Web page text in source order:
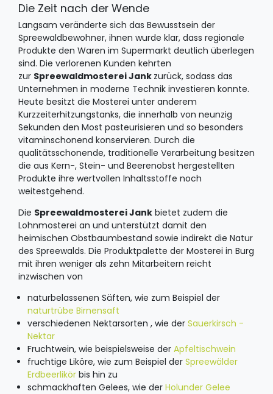
Die Zeit nach der Wende
Langsam veränderte sich das Bewusstsein der
Spreewaldbewohner, ihnen wurde klar, dass regionale
Produkte den Waren im Supermarkt deutlich überlegen
sind. Die verlorenen Kunden kehrten
zur Spreewaldmosterei Jank zurück, sodass das
Unternehmen in moderne Technik investieren konnte.
Heute besitzt die Mosterei unter anderem
Kurzzeiterhitzungstanks, die innerhalb von neunzig
Sekunden den Most pasteurisieren und so besonders
vitaminschonend konservieren. Durch die
qualitätsschonende, traditionelle Verarbeitung besitzen
die aus Kern-, Stein- und Beerenobst hergestellten
Produkte ihre wertvollen Inhaltsstoffe noch
weitestgehend.
Die Spreewaldmosterei Jank bietet zudem die
Lohnmosterei an und unterstützt damit den
heimischen Obstbaumbestand sowie indirekt die Natur
des Spreewalds. Die Produktpalette der Mosterei in Burg
mit ihren weniger als zehn Mitarbeitern reicht
inzwischen von
naturbelassenen Säften, wie zum Beispiel der
naturtrübe Birnensaft
verschiedenen Nektarsorten , wie der Sauerkirsch -
Nektar
Fruchtwein, wie beispielsweise der Apfeltischwein
fruchtige Liköre, wie zum Beispiel der Spreewälder
Erdbeerlikör bis hin zu
schmackhaften Gelees, wie der Holunder Gelee